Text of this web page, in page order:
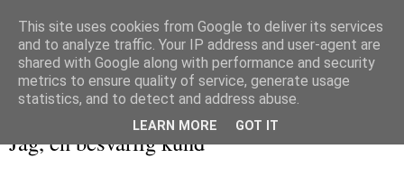
Jag, en besvärlig kund
This site uses cookies from Google to deliver its services
and to analyze traffic. Your IP address and user-agent are
shared with Google along with performance and security
metrics to ensure quality of service, generate usage
statistics, and to detect and address abuse.
LEARN MORE GOT IT